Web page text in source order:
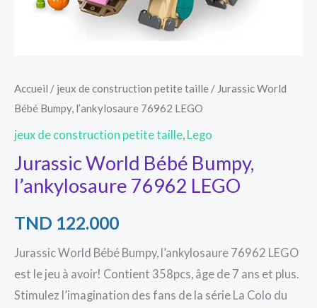
Accueil / jeux de construction petite taille / Jurassic World
Bébé Bumpy, l’ankylosaure 76962 LEGO
jeux de construction petite taille Lego
Jurassic World Bébé Bumpy,
l’ankylosaure 76962 LEGO
TND 122.000
Jurassic World Bébé Bumpy, l’ankylosaure 76962 LEGO
est le jeu à avoir! Contient 358pcs, âge de 7 ans et plus.
Stimulez l’imagination des fans de la série La Colo du